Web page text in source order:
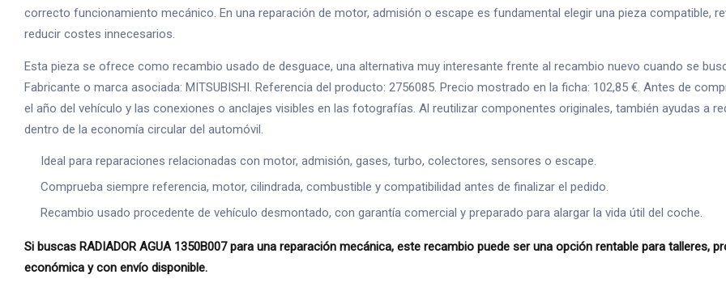
correcto funcionamiento mecánico. En una reparación de motor, admisión o escape es fundamental elegir una pieza compatible,
reducir costes innecesarios.
Esta pieza se ofrece como recambio usado de desguace, una alternativa muy interesante frente al recambio nuevo cuando se
Fabricante o marca asociada: MITSUBISHI. Referencia del producto: 2756085. Precio mostrado en la ficha: 102,85 €. Antes de
el año del vehículo y las conexiones o anclajes visibles en las fotografías. Al reutilizar componentes originales, también ayudas a
dentro de la economía circular del automóvil.
Ideal para reparaciones relacionadas con motor, admisión, gases, turbo, colectores, sensores o escape.
Comprueba siempre referencia, motor, cilindrada, combustible y compatibilidad antes de finalizar el pedido.
Recambio usado procedente de vehículo desmontado, con garantía comercial y preparado para alargar la vida útil del coche.
Si buscas RADIADOR AGUA 1350B007 para una reparación mecánica, este recambio puede ser una opción rentable para talleres,
económica y con envío disponible.